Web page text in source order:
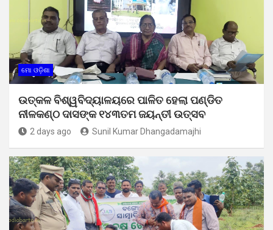
ମୋ ଓଡ଼ିଶା
ଉତ୍କଳ ବିଶ୍ୱବିଦ୍ୟାଳୟରେ ପାଳିତ ହେଲା ପଣ୍ଡିତ
ନୀଳକଣ୍ଠ ଦାସଙ୍କ ୧୪୩ତମ ଜୟନ୍ତୀ ଉତ୍ସବ
2 days ago Sunil Kumar Dhangadamajhi